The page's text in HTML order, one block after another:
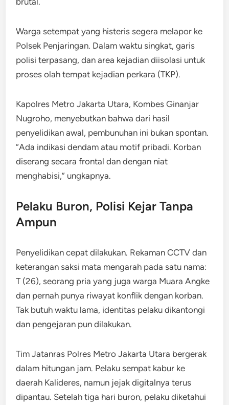
Warga setempat yang histeris segera melapor ke
Polsek Penjaringan. Dalam waktu singkat, garis
polisi terpasang, dan area kejadian diisolasi untuk
proses olah tempat kejadian perkara (TKP).
Kapolres Metro Jakarta Utara, Kombes Ginanjar
Nugroho, menyebutkan bahwa dari hasil
penyelidikan awal, pembunuhan ini bukan spontan.
“Ada indikasi dendam atau motif pribadi. Korban
diserang secara frontal dan dengan niat
menghabisi,” ungkapnya.
Pelaku Buron, Polisi Kejar Tanpa
Ampun
Penyelidikan cepat dilakukan. Rekaman CCTV dan
keterangan saksi mata mengarah pada satu nama:
T (26), seorang pria yang juga warga Muara Angke
dan pernah punya riwayat konflik dengan korban.
Tak butuh waktu lama, identitas pelaku dikantongi
dan pengejaran pun dilakukan.
Tim Jatanras Polres Metro Jakarta Utara bergerak
dalam hitungan jam. Pelaku sempat kabur ke
daerah Kalideres, namun jejak digitalnya terus
dipantau. Setelah tiga hari buron, pelaku diketahui